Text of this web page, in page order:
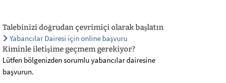
Talebinizi doğrudan çevrimiçi olarak başlatın
Yabancılar Dairesi için online başvuru
Kiminle iletişime geçmem gerekiyor?
Lütfen bölgenizden sorumlu yabancılar dairesine
başvurun.